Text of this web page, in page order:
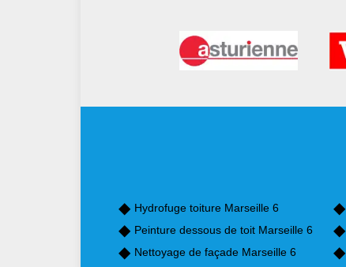
Hydrofuge toiture Marseille 6
Peinture dessous de toit Marseille 6
Nettoyage de façade Marseille 6